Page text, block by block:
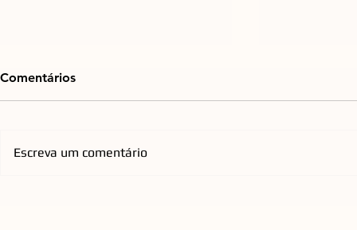
Comentários
Escreva um comentário